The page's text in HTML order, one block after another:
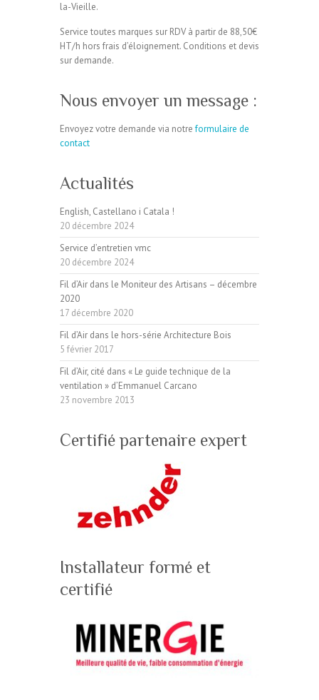
la-Vieille.
Service toutes marques sur RDV à partir de 88,50€
HT/h hors frais d’éloignement. Conditions et devis
sur demande.
Nous envoyer un message :
Envoyez votre demande via notreformulaire de
contact
Actualités
English, Castellano i Catala !
20 décembre 2024
Service d’entretien vmc
20 décembre 2024
Fil d’Air dans le Moniteur des Artisans – décembre
2020
17 décembre 2020
Fil d’Air dans le hors-série Architecture Bois
5 février 2017
Fil d’Air, cité dans « Le guide technique de la
ventilation » d’Emmanuel Carcano
23 novembre 2013
Certifié partenaire expert
Installateur formé et
certifié